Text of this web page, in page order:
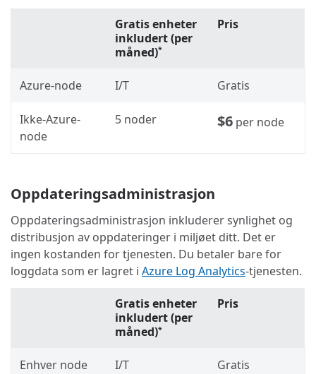
Gratis enheter
inkludert (per
måned)*
Pris
Azure-node I/T Gratis
Ikke-Azure-
node
5 noder $6 per node
Oppdateringsadministrasjon
Oppdateringsadministrasjon inkluderer synlighet og
distribusjon av oppdateringer i miljøet ditt. Det er
ingen kostanden for tjenesten. Du betaler bare for
loggdata som er lagret i Azure Log Analytics-tjenesten.
Gratis enheter
inkludert (per
måned)*
Pris
Enhver node I/T Gratis